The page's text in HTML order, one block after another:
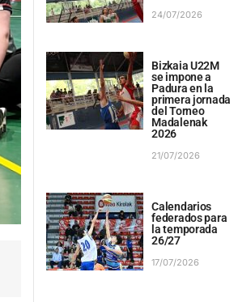
24/07/2026
Bizkaia U22M
se impone a
Padura en la
primera jornada
del Torneo
Madalenak
2026
21/07/2026
Calendarios
federados para
la temporada
26/27
17/07/2026